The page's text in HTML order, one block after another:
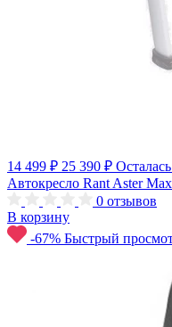
14 499 ₽ 25 390 ₽
Автокресло Rant Aster
0 отзывов
В корзину
-67% Быстрый